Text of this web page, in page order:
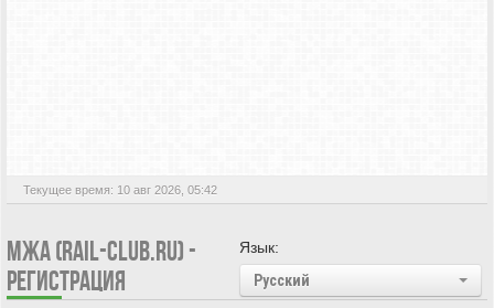
Текущее время: 10 авг 2026, 05:42
Язык:
Русский
МЖА (RAIL-CLUB.RU) -
РЕГИСТРАЦИЯ